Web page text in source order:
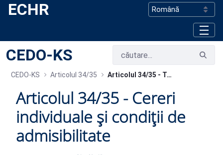
Skip to Main Content
ECHR
CEDO-KS
CEDO-KS Articolul 34/35 Articolul 34/35 - Toate actualizările
Articolul 34/35 - Cereri
individuale și condiții de
admisibilitate